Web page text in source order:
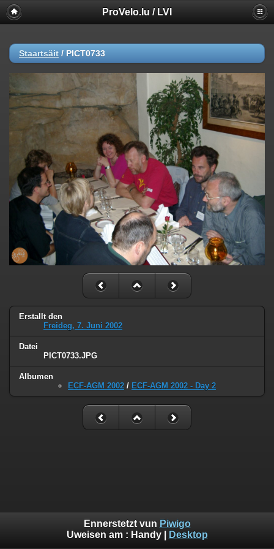
ProVelo.lu / LVI
Staartsäit / PICT0733
Erstallt den
Freideg, 7. Juni 2002
Datei
PICT0733.JPG
Albumen
ECF-AGM 2002 / ECF-AGM 2002 - Day 2
Ennerstetzt vun Piwigo
Uweisen am : Handy| Desktop